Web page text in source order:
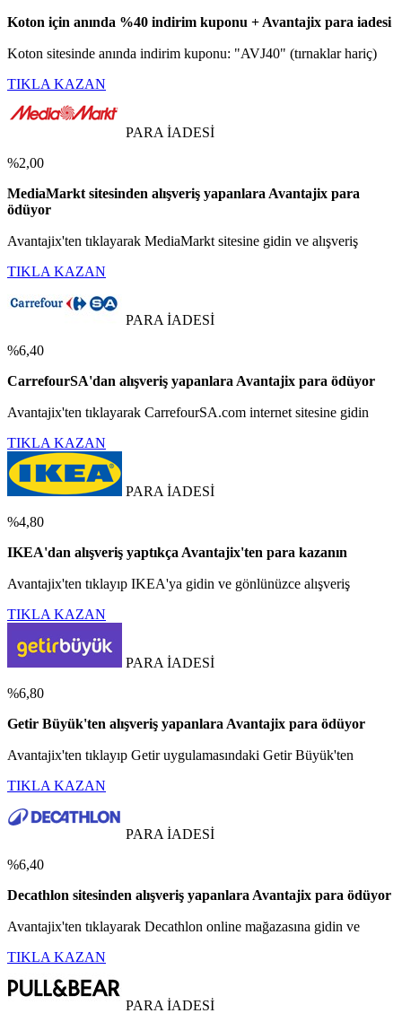
Koton için anında %40 indirim kuponu + Avantajix para iadesi
Koton sitesinde anında indirim kuponu: "AVJ40" (tırnaklar hariç)
TIKLA KAZAN
PARA İADESİ
%2,00
MediaMarkt sitesinden alışveriş yapanlara Avantajix para
ödüyor
Avantajix'ten tıklayarak MediaMarkt sitesine gidin ve alışveriş
TIKLA KAZAN
PARA İADESİ
%6,40
CarrefourSA'dan alışveriş yapanlara Avantajix para ödüyor
Avantajix'ten tıklayarak CarrefourSA.com internet sitesine gidin
TIKLA KAZAN
PARA İADESİ
%4,80
IKEA'dan alışveriş yaptıkça Avantajix'ten para kazanın
Avantajix'ten tıklayıp IKEA'ya gidin ve gönlünüzce alışveriş
TIKLA KAZAN
PARA İADESİ
%6,80
Getir Büyük'ten alışveriş yapanlara Avantajix para ödüyor
Avantajix'ten tıklayıp Getir uygulamasındaki Getir Büyük'ten
TIKLA KAZAN
PARA İADESİ
%6,40
Decathlon sitesinden alışveriş yapanlara Avantajix para ödüyor
Avantajix'ten tıklayarak Decathlon online mağazasına gidin ve
TIKLA KAZAN
PARA İADESİ